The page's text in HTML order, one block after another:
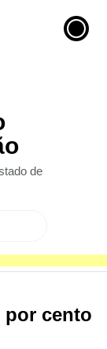
de
por cento